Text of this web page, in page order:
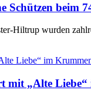
Schützen beim
Hiltrup wurden
mit „Alte